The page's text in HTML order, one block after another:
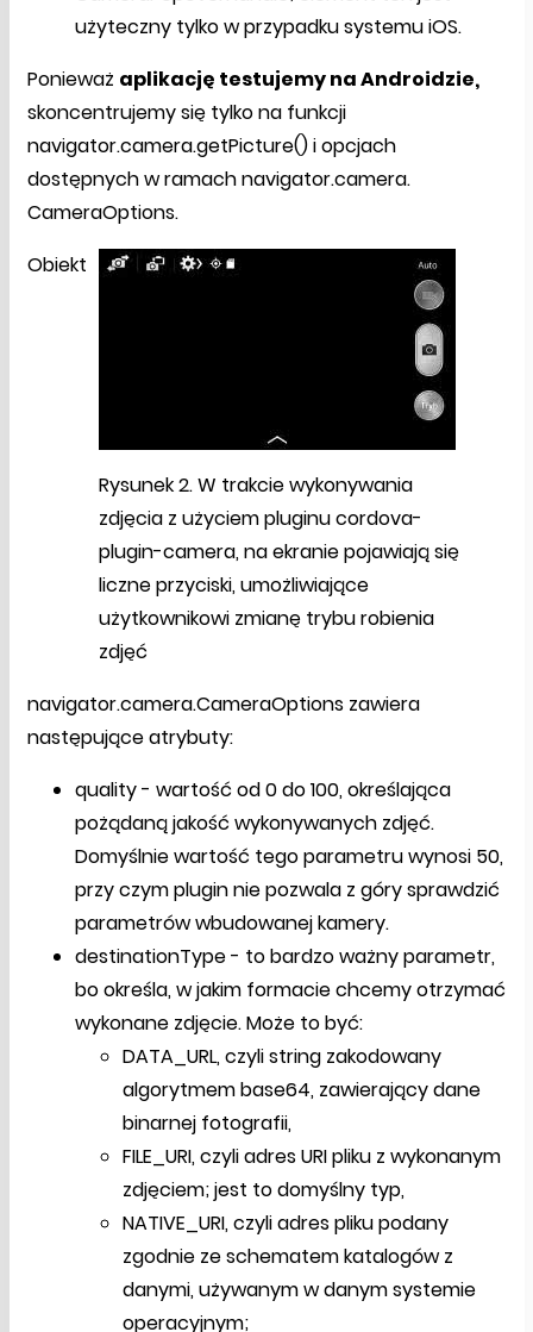
użyteczny tylko w przypadku systemu iOS.
Ponieważ aplikację testujemy na Androidzie,
skoncentrujemy się tylko na funkcji
navigator.camera.getPicture() i opcjach
dostępnych w ramach navigator.camera.
CameraOptions.
Rysunek 2. W trakcie wykonywania
zdjęcia z użyciem pluginu cordova-
plugin-camera, na ekranie pojawiają się
liczne przyciski, umożliwiające
użytkownikowi zmianę trybu robienia
zdjęć
Obiekt
navigator.camera.CameraOptions zawiera
następujące atrybuty:
quality - wartość od 0 do 100, określająca
pożądaną jakość wykonywanych zdjęć.
Domyślnie wartość tego parametru wynosi 50,
przy czym plugin nie pozwala z góry sprawdzić
parametrów wbudowanej kamery.
destinationType - to bardzo ważny parametr,
bo określa, w jakim formacie chcemy otrzymać
wykonane zdjęcie. Może to być:
DATA_URL, czyli string zakodowany
algorytmem base64, zawierający dane
binarnej fotografii,
FILE_URI, czyli adres URI pliku z wykonanym
zdjęciem; jest to domyślny typ,
NATIVE_URI, czyli adres pliku podany
zgodnie ze schematem katalogów z
danymi, używanym w danym systemie
operacyjnym;